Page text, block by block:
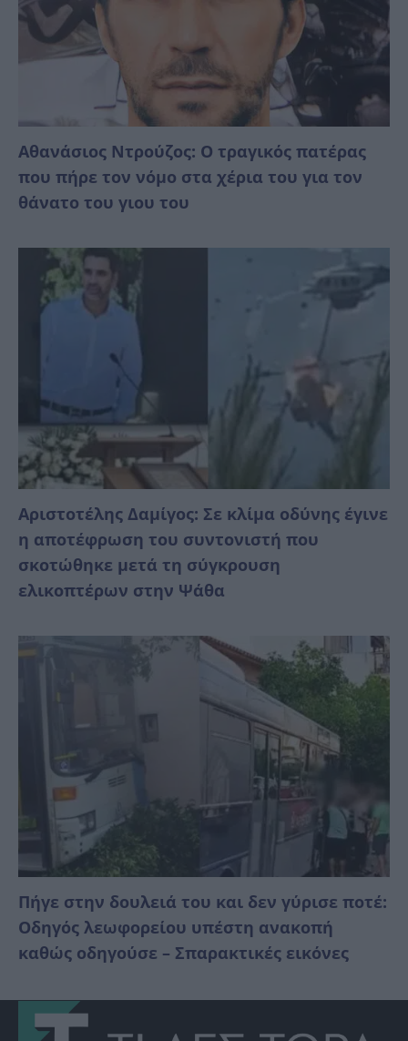
Αθανάσιος Ντρούζος: Ο τραγικός πατέρας
που πήρε τον νόμο στα χέρια του για τον
θάνατο του γιου του
Αριστοτέλης Δαμίγος: Σε κλίμα οδύνης έγινε
η αποτέφρωση του συντονιστή που
σκοτώθηκε μετά τη σύγκρουση
ελικοπτέρων στην Ψάθα
Πήγε στην δουλειά του και δεν γύρισε ποτέ:
Οδηγός λεωφορείου υπέστη ανακοπή
καθώς οδηγούσε – Σπαρακτικές εικόνες